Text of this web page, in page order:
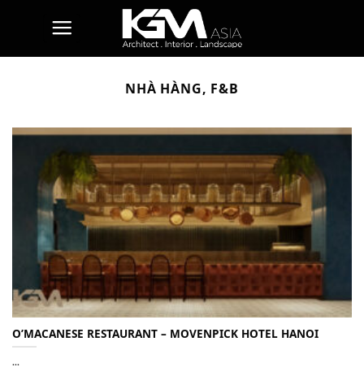
NHÀ HÀNG, F&B
O’MACANESE RESTAURANT – MOVENPICK HOTEL HANOI
...